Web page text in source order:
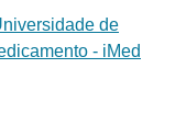
de
- iMed